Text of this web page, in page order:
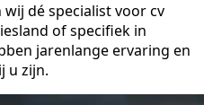
dé specialist voor cv
of specifiek in
jarenlange ervaring en
u zijn.